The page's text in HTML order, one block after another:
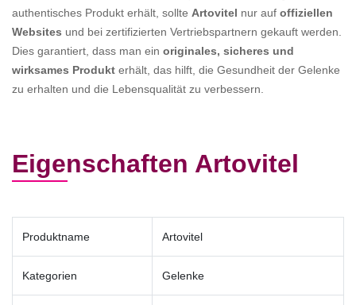
authentisches Produkt erhält, sollte Artovitel nur auf offiziellen
Websites und bei zertifizierten Vertriebspartnern gekauft werden.
Dies garantiert, dass man ein originales, sicheres und
wirksames Produkt erhält, das hilft, die Gesundheit der Gelenke
zu erhalten und die Lebensqualität zu verbessern.
Eigenschaften Artovitel
Produktname Artovitel
Kategorien Gelenke